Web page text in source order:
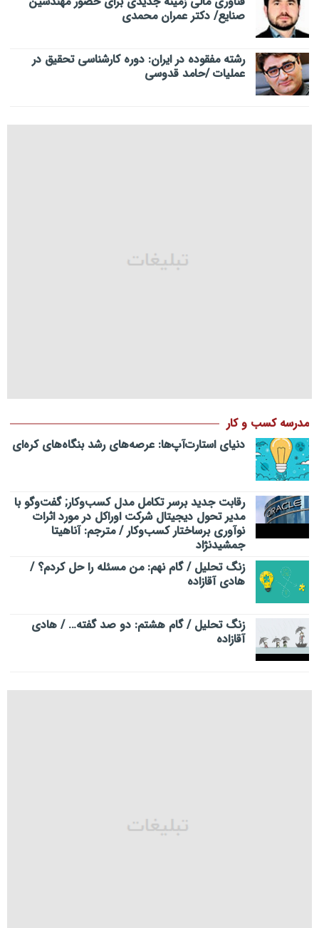
صنایع/ دکتر عمران محمدی
رشته مفقوده در ایران: دوره کارشناسی تحقیق در
عملیات /حامد قدوسی
مدرسه کسب و کار
دنیای استارت‌آپ‌ها: عرصه‌های رشد بنگاه‌های کره‌ای‌
رقابت جدید برسر تکامل مدل کسب‌و‌کار; گفت‌وگو با
مدیر تحول دیجیتال شرکت اوراکل در مورد اثرات
نوآوری برساختار کسب‌وکار / مترجم: آناهیتا
جمشیدنژاد
زنگ تحلیل / گام نهم: من مسئله را حل کردم؟ /
هادی آقازاده
زنگ تحلیل / گام هشتم: دو صد گفته… / هادی
آقازاده